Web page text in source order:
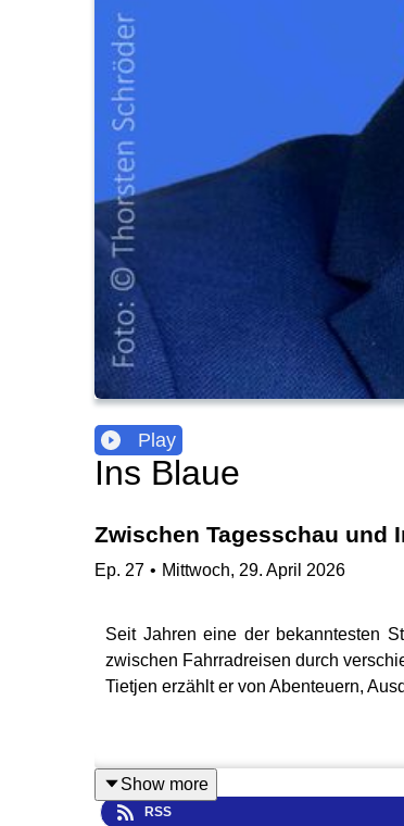
Play
Ins Blaue
Zwischen Tagesschau und
Ep. 27 • Mittwoch, 29. April 2026
Seit Jahren eine der bekanntesten
zwischen Fahrradreisen durch
Tietjen erzählt er von Abenteuern,
Show more
RSS